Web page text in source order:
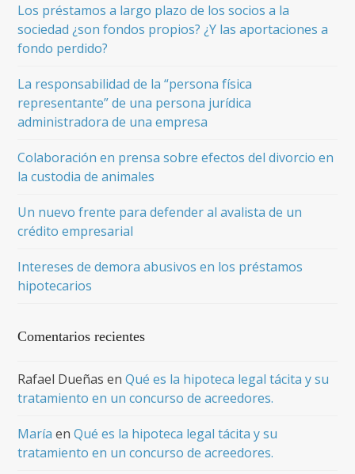
Los préstamos a largo plazo de los socios a la
sociedad ¿son fondos propios? ¿Y las aportaciones a
fondo perdido?
La responsabilidad de la “persona física
representante” de una persona jurídica
administradora de una empresa
Colaboración en prensa sobre efectos del divorcio en
la custodia de animales
Un nuevo frente para defender al avalista de un
crédito empresarial
Intereses de demora abusivos en los préstamos
hipotecarios
Comentarios recientes
Rafael Dueñas enQué es la hipoteca legal tácita y su
tratamiento en un concurso de acreedores.
María enQué es la hipoteca legal tácita y su
tratamiento en un concurso de acreedores.